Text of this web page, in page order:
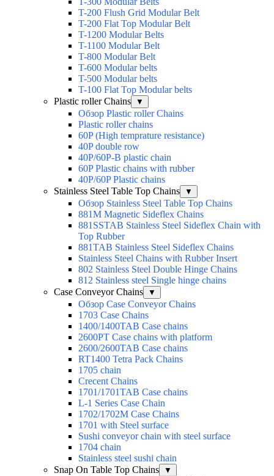
T-200 Flush Grid Modular Belt
T-200 Flat Top Modular Belt
T-1200 Modular Belts
T-1100 Modular Belt
T-800 Modular Belt
T-600 Modular belts
T-500 Modular belts
T-100 Flat Top Modular belts
Plastic roller Chains
▼
Обзор Plastic roller Chains
Plastic roller chains
60P (High temprature resistance)
40P double row
40P/60P-B plastic chain
60P Plastic chains with rubber
40P/60P Plastic chains
Stainless Steel Table Top Chains
▼
Обзор Stainless Steel Table Top Chains
881M Magnetic Sideflex Chains
881SSTAB Stainless Steel Sideflex Chain with
Top Rubber
881TAB Stainless Steel Sideflex Chains
Stainless Steel Chains with Rubber Insert
802 Stainless Steel Double Hinge Chains
812 Stainless steel Single hinge chains
Case Conveyor Chains
▼
Обзор Case Conveyor Chains
1703 Case Chains
1400/1400TAB Case chains
2600PT Case chains with platform
2600/2600TAB Case chains
RT1400 Tetra Pack Chains
1705 chain
Crecent Chains
1701/1701TAB Case chains
L-1 Series Case Chain
1702/1702M Case Chains
1701 with Steel surface
Sushi conveyor chain with steel surface
1704 chain
Stainless steel sushi chain
Snap On Table Top Chains
▼